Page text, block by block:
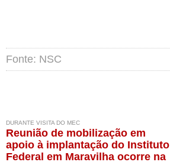
Fonte: NSC
DURANTE VISITA DO MEC
Reunião de mobilização em
apoio à implantação do Instituto
Federal em Maravilha ocorre na